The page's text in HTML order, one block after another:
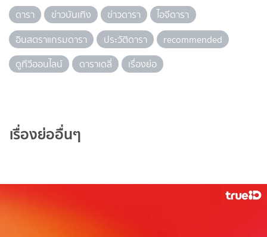
ดารา ข่าวบันเทิง ข่าวดารา
ไอจีดารา
อินสตราแกรมดารา
ประวัติดารา
recommended
ดูทีวีออนไลน์
ดาราเดลี่ เรื่องย่อ
เรื่องย่ออื่นๆ